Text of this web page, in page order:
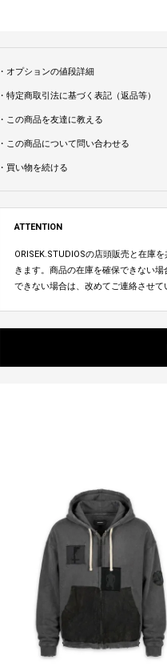
・オプションの値段詳細
・特定商取引法に基づく表記（返品等）
・この商品を友達に教える
・この商品について問い合わせる
・買い物を続ける
ATTENTION
ORISEK.STUDIOSの店頭販売と在庫
きます。商品の在庫を確保できない
できない場合は、改めてご連絡させて